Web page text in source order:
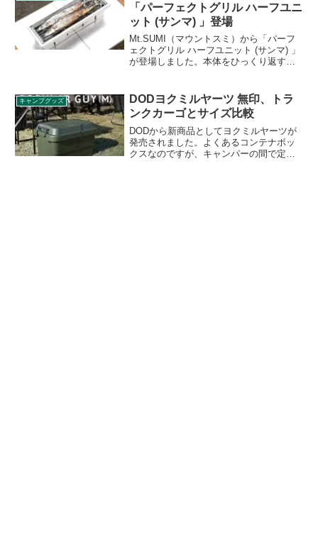
「パーフェクトグリル ハーフユニ
ット (サンマ) 」登場
Mt.SUMI（マウントスミ）から「パーフ
ェクトグリル ハーフユニット (サンマ) 」
が登場しました。本体をひっくり返すだ
ーズに、串や魚も丸ごと焼けるIGTハーフ
ユニット規格対応サイズが追加されまし
た。詳細をレビューします。
キャンプグッズ
DODヨクミルヤーツ 無印、トラ
ンクカーゴとサイズ比較
DODから新商品としてヨクミルヤーツが
発売されました。よくあるコンテナボッ
クスなのですが、キャンパーの間で定番